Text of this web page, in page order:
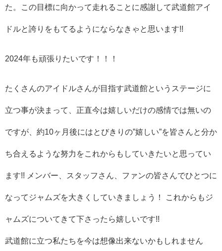
た。この目標に向かって走れることに感謝して武道館アイ
ドルと誇りをもてるようにならなきゃと思います!!
2024年も頑張りたいです！！！
たくさんのアイドルさんが目指す武道館というステージに
立つ事が決まって、正直今は嬉しいだけの感情では無いの
ですが、約10ヶ月後にはとびきりの”嬉しい”を皆さんと分か
ち合えるような努力をこれからもしていきたいと思ってい
ます!! メンバー、スタッフさん、ファンの皆さんでひとつに
なってジャムズを大きくしていきましょう！ これからもジ
ャムズについてきて下さったら嬉しいです!!
武道館に立つ私たちを今は想像出来ないかもしれません